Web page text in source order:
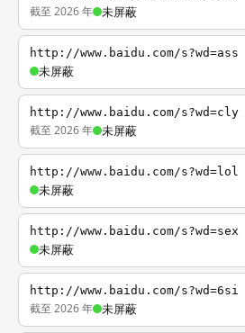
截至 2026 年 未屏蔽
http://www.baidu.com/s?wd=ass
未屏蔽
http://www.baidu.com/s?wd=cly
截至 2026 年 未屏蔽
http://www.baidu.com/s?wd=lol
未屏蔽
http://www.baidu.com/s?wd=sex
未屏蔽
http://www.baidu.com/s?wd=6si
截至 2026 年 未屏蔽